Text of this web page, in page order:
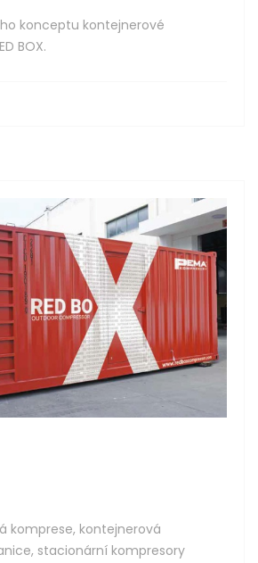
konceptu kontejnerové
BOX.
komprese, kontejnerová
, stacionární kompresory